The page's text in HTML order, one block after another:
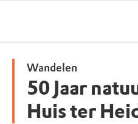
Wandelen
50 Jaar
Huis ter